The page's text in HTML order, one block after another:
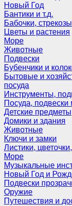
Новый Год
Бантики и т.д.
Бабочки,
Цветы и растения
Море
Животные
Подвески
Бубенчики и
Бытовые и
посуда
Инструменты,
Посуда, подвески
Детские предметы
Домики и здания
Животные
Ключи и замки
Листики,
Море
Музыкальные
Новый Год и
Подвески
Оружие
Путешествия и